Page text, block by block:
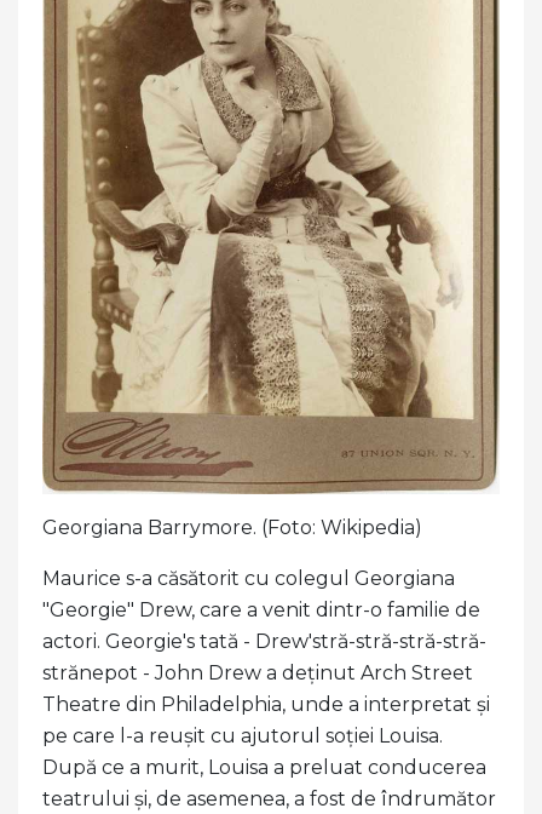
Georgiana Barrymore. (Foto: Wikipedia)
Maurice s-a căsătorit cu colegul Georgiana
"Georgie" Drew, care a venit dintr-o familie de
actori. Georgie's tată - Drew'stră-stră-stră-stră-
strănepot - John Drew a deținut Arch Street
Theatre din Philadelphia, unde a interpretat și
pe care l-a reușit cu ajutorul soției Louisa.
După ce a murit, Louisa a preluat conducerea
teatrului și, de asemenea, a fost de îndrumător